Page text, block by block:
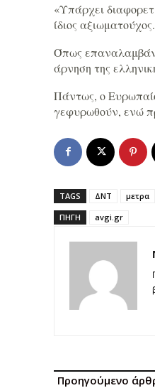
«Υπάρχει
ίδιος αξιωματούχος.
Όπως
άρνηση της
Πάντως, ο
γεφυρωθούν, ενώ
TAGS ΔΝΤ μετρα
ΠΗΓΉ
avgi.gr
Προηγούμενο